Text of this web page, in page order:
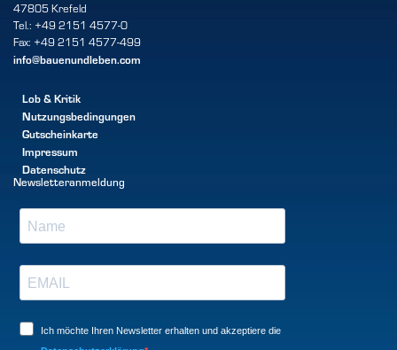
47805 Krefeld
Tel.: +49 2151 4577-0
Fax: +49 2151 4577-499
info@bauenundleben.com
Lob & Kritik
Nutzungsbedingungen
Gutscheinkarte
Impressum
Datenschutz
Newsletteranmeldung
Ich möchte Ihren Newsletter erhalten und akzeptiere die